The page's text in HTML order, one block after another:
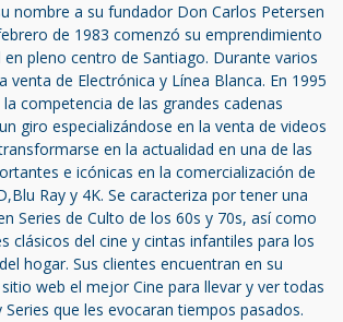
nombre a su fundador Don Carlos Petersen
de 1983 comenzó su emprendimiento
pleno centro de Santiago. Durante varios
venta de Electrónica y Línea Blanca. En 1995
competencia de las grandes cadenas
giro especializándose en la venta de videos
en la actualidad en una de las
e icónicas en la comercialización de
Ray y 4K. Se caracteriza por tener una
Series de Culto de los 60s y 70s, así como
clásicos del cine y cintas infantiles para los
hogar. Sus clientes encuentran en su
web el mejor Cine para llevar y ver todas
Series que les evocaran tiempos pasados.